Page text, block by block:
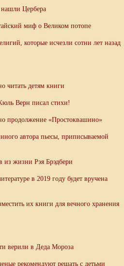
нашли Цербера
миф о Великом потопе
которые исчезли сотни лет назад
читать детям книги
Верн писал стихи!
продолжение «Простоквашино»
автора пьесы, приписываемой
из жизни Рэя Брэдбери
в 2019 году будет вручена
их книги для вечного хранения
верили в Деда Мороза
рекомендуют решать с детьми